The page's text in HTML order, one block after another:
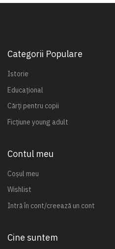
Categorii Populare
Istorie
Educațional
Cărți pentru copii
Ficțiune young adult
Contul meu
Coșul meu
Wishlist
Intră în cont/creează un cont
Cine suntem